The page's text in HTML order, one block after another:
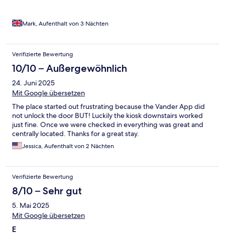
more general care is required, but would stay there again for
Mark, Aufenthalt von 3 Nächten
Verifizierte Bewertung
10/10 – Außergewöhnlich
24. Juni 2025
Mit Google übersetzen
The place started out frustrating because the Vander App did
not unlock the door BUT! Luckily the kiosk downstairs worked
just fine. Once we were checked in everything was great and
centrally located. Thanks for a great stay.
Jessica, Aufenthalt von 2 Nächten
Verifizierte Bewertung
8/10 – Sehr gut
5. Mai 2025
Mit Google übersetzen
E